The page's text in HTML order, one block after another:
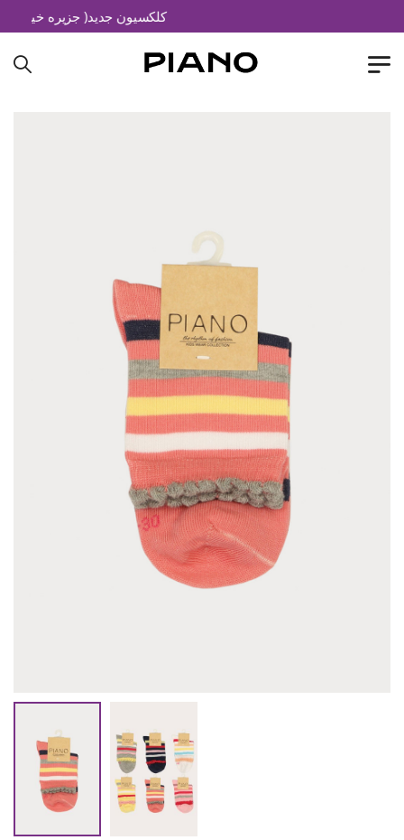
کلکسیون جدید( جزیره خیال)